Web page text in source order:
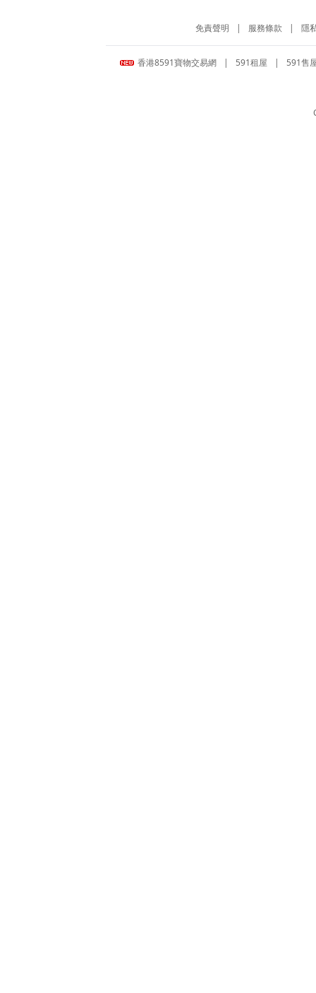
免責聲明 | 服務條款 | 隱
香港8591寶物交易網 | 591租屋 | 591售